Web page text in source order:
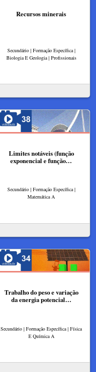
Recursos minerais
Secundário | Formação Específica |
Biologia E Geologia | Profissionais
Limites notáveis (função
exponencial e função…
Secundário | Formação Específica |
Matemática A
Trabalho do peso e variação
da energia potencial…
Secundário | Formação Específica | Física
E Química A